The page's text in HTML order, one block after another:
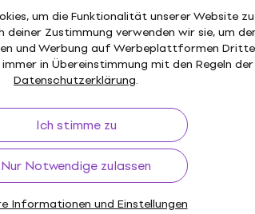
um die Funktionalität unserer Website zu
deiner Zustimmung verwenden wir sie, um
und Werbung auf Werbeplattformen
in Übereinstimmung mit den Regeln der
Datenschutzerklärung.
Ich stimme zu
Nur Notwendige zulassen
Informationen und Einstellungen
einem geeigneten Tonabnehmer
können diese Schallplatten
Sprüngen oder sogar zu
überprüfen Sie daher vor dem Kauf
Plattenspielers.